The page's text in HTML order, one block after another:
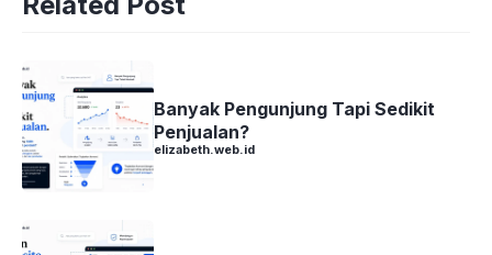
Banyak Pengunjung Tapi Sedikit
Penjualan?
elizabeth.web.id